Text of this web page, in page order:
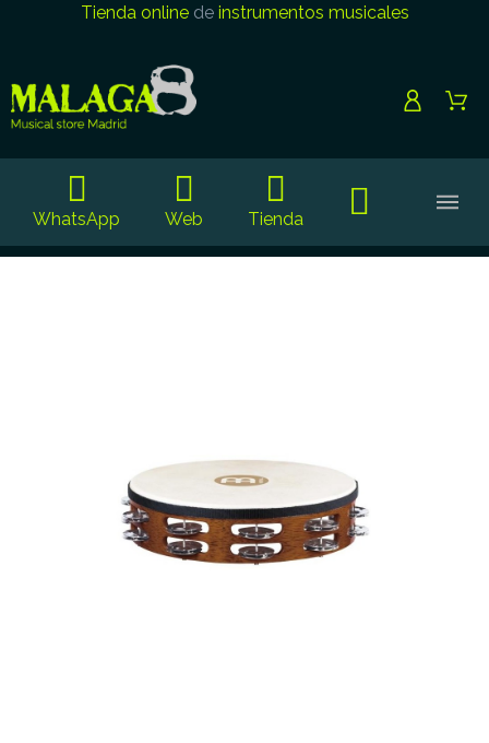
Tienda onlinede instrumentos musicales
WhatsApp Web Tienda